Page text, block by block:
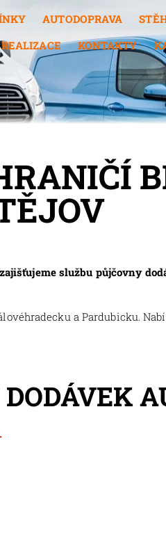
AUTODOPRAVA
REALIZACE
KONTAKTY
službu půjčovny
a Pardubicku.